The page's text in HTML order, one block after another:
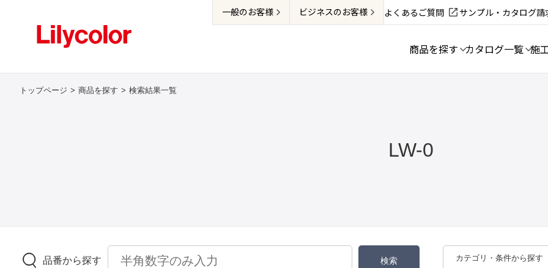
一般のお客様 ビジネスのお客様 よくあるご質問 サンプル・カタログ
商品を探す カタログ一覧 施
トップページ 商品を探す 検索結果一覧
LW-0
品番から探す カテゴリ・条件から探す